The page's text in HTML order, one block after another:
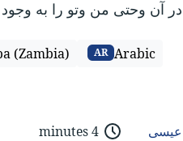
در آن وحتی من وتو را به وجود
Arabic
AR
(Zambia)
عیسی 4 minutes